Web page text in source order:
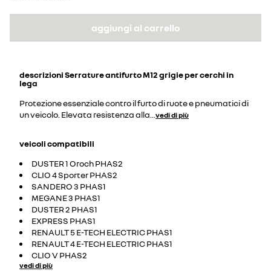
aggiungi al carrello
descrizioniSerrature antifurto M12 grigie per cerchi in
lega
Protezione essenziale contro il furto di ruote e pneumatici di
un veicolo. Elevata resistenza alla
vedi di più
veicoli compatibili
DUSTER 1 Oroch PHAS2
CLIO 4 Sporter PHAS2
SANDERO 3 PHAS1
MEGANE 3 PHAS1
DUSTER 2 PHAS1
EXPRESS PHAS1
RENAULT 5 E-TECH ELECTRIC PHAS1
RENAULT 4 E-TECH ELECTRIC PHAS1
CLIO V PHAS2
vedi di più